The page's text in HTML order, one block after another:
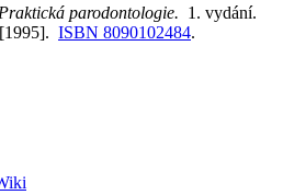
Praktická parodontologie. 1. vydání.
ISBN 8090102484.